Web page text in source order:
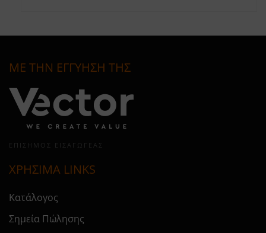
ΜΕ ΤΗΝ ΕΓΓΥΗΣΗ ΤΗΣ
ΕΠΊΣΗΜΟΣ ΕΙΣΑΓΩΓΈΑΣ
ΧΡΗΣΙΜΑ LINKS
Κατάλογος
Σημεία Πώλησης